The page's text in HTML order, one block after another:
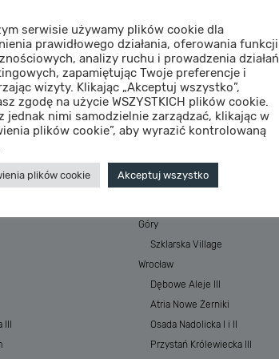
II
MIASTA
Morze
Góry
Szklarska Village
Wrocław
Dębowe Aleje III
Atria Nowe Żerniki
Osada Nadolicka I i II
Przystań Królewiecka III
serwisie używamy plików cookie dla
prawidłowego działania, oferowania funkcji
analizy ruchu i prowadzenia działań
zapamiętując Twoje preferencje i
wizyty. Klikając „Akceptuj wszystko”,
zgodę na użycie WSZYSTKICH plików cookie.
jednak nimi samodzielnie zarządzać, klikając w
plików cookie”, aby wyrazić kontrolowaną
plików cookie Akceptuj wszystko